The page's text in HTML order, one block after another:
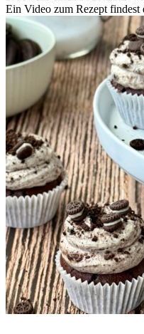
Ein Video zum Rezept findest